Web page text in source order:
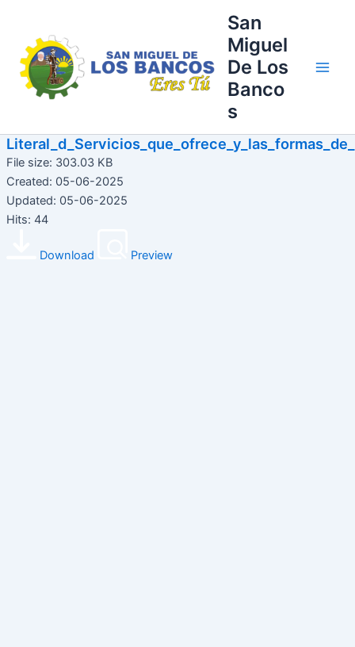
contenido
San
Miguel
De Los
Banco
s
File size: 303.03 KB
Created: 05-06-2025
Updated: 05-06-2025
Hits: 44
Download Preview